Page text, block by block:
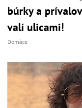
búrky a
valí ulicami!
Domáce